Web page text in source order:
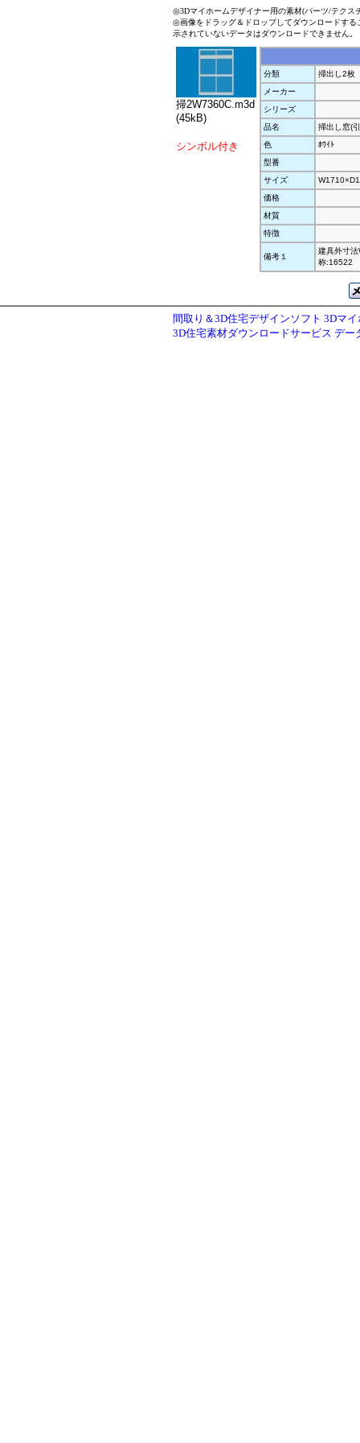
◎3Dマイホームデザイナー用の素材(パーツ/テクス
◎画像をドラッグ＆ドロップしてダウンロードす
示されていないデータはダウンロードできません。
掃2W7360C.m3d
(45kB)
シンボル付き
分類
掃出し2枚
メーカー
シリーズ
品名
掃出し窓(
色
ﾎﾜｲﾄ
型番
サイズ
価格
材質
特徴
備考１
建具外寸
称:16522
間取り＆3D住宅デザインソフト 3Dマ
3D住宅素材ダウンロードサービス デー